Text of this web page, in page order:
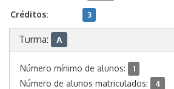
Créditos: 3
Turma: A
Número mínimo de alunos: 1
Número de alunos matriculados: 4